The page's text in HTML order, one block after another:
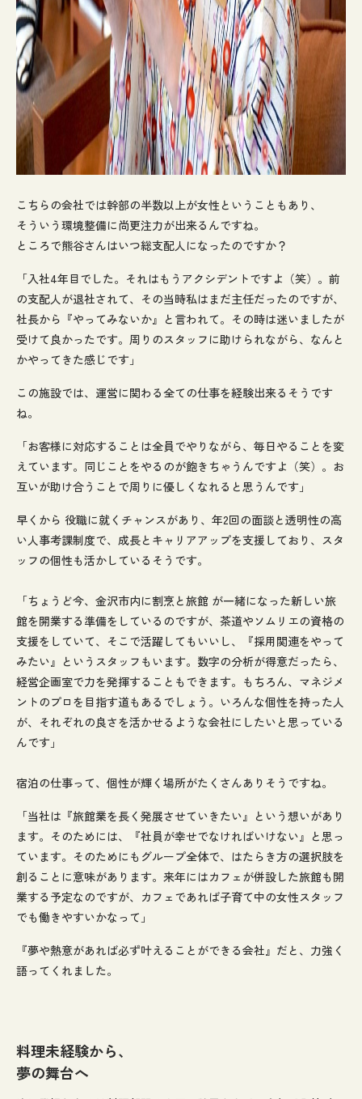
こちらの会社では幹部の半数以上が女性ということもあり、
そういう環境整備に尚更注力が出来るんですね。
ところで熊谷さんはいつ総支配人になったのですか？
「入社4年目でした。それはもうアクシデントですよ（笑）。前
の支配人が退社されて、その当時私はまだ主任だったのですが、
社長から『やってみないか』と言われて。その時は迷いましたが
受けて良かったです。周りのスタッフに助けられながら、なんと
かやってきた感じです」
この施設では、運営に関わる全ての仕事を経験出来るそうです
ね。
「お客様に対応することは全員でやりながら、毎日やることを変
えています。同じことをやるのが飽きちゃうんですよ（笑）。お
互いが助け合うことで周りに優しくなれると思うんです」
早くから 役職に就くチャンスがあり、年2回の面談と透明性の高
い人事考課制度で、成長とキャリアアップを支援しており、スタ
ッフの個性も活かしているそうです。
「ちょうど今、金沢市内に割烹と旅館 が一緒になった新しい旅
館を開業する準備をしているのですが、茶道やソムリエの資格の
支援をしていて、そこで活躍してもいいし、『採用関連をやって
みたい』というスタッフもいます。数字の分析が得意だったら、
経営企画室で力を発揮することもできます。もちろん、マネジメ
ントのプロを目指す道もあるでしょう。いろんな個性を持った人
が、それぞれの良さを活かせるような会社にしたいと思っている
んです」
宿泊の仕事って、個性が輝く場所がたくさんありそうですね。
「当社は『旅館業を長く発展させていきたい』という想いがあり
ます。そのためには、『社員が幸せでなければいけない』と思っ
ています。そのためにもグループ全体で、はたらき方の選択肢を
創ることに意味があります。来年にはカフェが併設した旅館も開
業する予定なのですが、カフェであれば子育て中の女性スタッフ
でも働きやすいかなって」
『夢や熱意があれば必ず叶えることができる会社』だと、力強く
語ってくれました。
料理未経験から、
夢の舞台へ